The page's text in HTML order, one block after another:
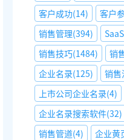
客户成功(14) 客户
销售管理(394)
销售技巧(1484) 销
企业名录(125) 销售
上市公司企业名录(4)
企业名录搜索软件(32)
销售管道(4) 企业黄